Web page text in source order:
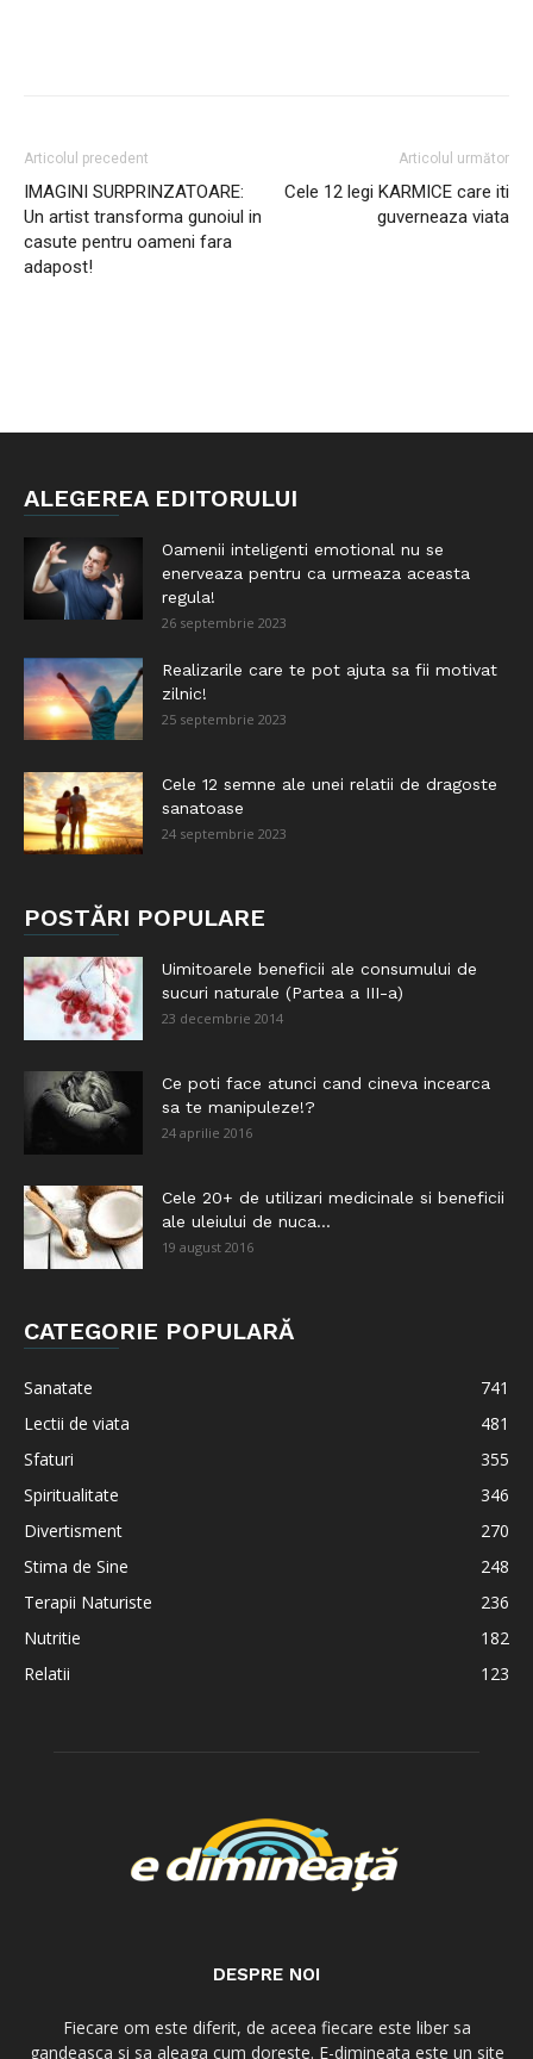
Articolul precedent
IMAGINI SURPRINZATOARE:
Un artist transforma gunoiul in
casute pentru oameni fara
adapost!
Articolul următor
Cele 12 legi KARMICE care iti
guverneaza viata
ALEGEREA EDITORULUI
Oamenii inteligenti emotional nu se
enerveaza pentru ca urmeaza aceasta
regula!
26 septembrie 2023
Realizarile care te pot ajuta sa fii motivat
zilnic!
25 septembrie 2023
Cele 12 semne ale unei relatii de dragoste
sanatoase
24 septembrie 2023
POSTĂRI POPULARE
Uimitoarele beneficii ale consumului de
sucuri naturale (Partea a III-a)
23 decembrie 2014
Ce poti face atunci cand cineva incearca
sa te manipuleze!?
24 aprilie 2016
Cele 20+ de utilizari medicinale si beneficii
ale uleiului de nuca...
19 august 2016
CATEGORIE POPULARĂ
Sanatate
741
Lectii de viata
481
Sfaturi
355
Spiritualitate
346
Divertisment
270
Stima de Sine
248
Terapii Naturiste
236
Nutritie
182
Relatii
123
DESPRE NOI
Fiecare om este diferit, de aceea fiecare este liber sa
gandeasca si sa aleaga cum doreste. E-dimineata este un site